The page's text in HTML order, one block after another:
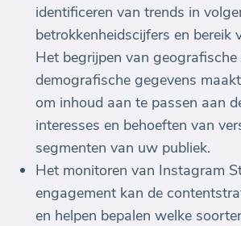
identificeren van trends in
betrokkenheidscijfers en bereik
Het begrijpen van geografische
demografische gegevens
om inhoud aan te passen aan
interesses en behoeften van
segmenten van uw publiek.
Het monitoren van Instagram
engagement kan de
en helpen bepalen welke